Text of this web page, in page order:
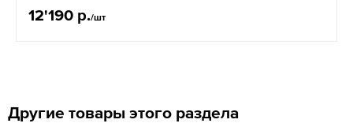
12'190 р./шт
Другие товары этого раздела